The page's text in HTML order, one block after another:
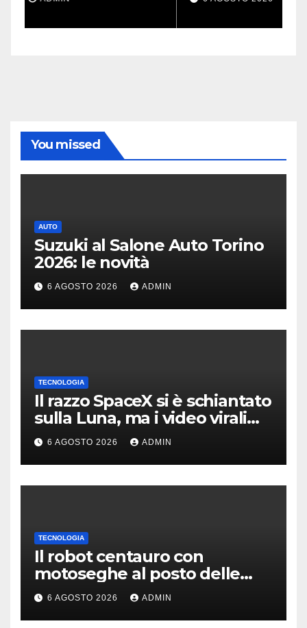
You missed
AUTO
Suzuki al Salone Auto Torino
2026: le novità
6 AGOSTO 2026 ADMIN
TECNOLOGIA
Il razzo SpaceX si è schiantato
sulla Luna, ma i video virali
erano quasi tutti falsi
6 AGOSTO 2026 ADMIN
TECNOLOGIA
Il robot centauro con
motoseghe al posto delle
mani è pronto per le missioni
impossibili
6 AGOSTO 2026 ADMIN